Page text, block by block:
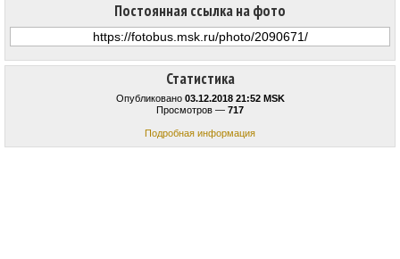
Статистика
Опубликовано 03.12.2018 21:52 MSK
Просмотров — 717
Подробная информация
Постоянная ссылка на фото